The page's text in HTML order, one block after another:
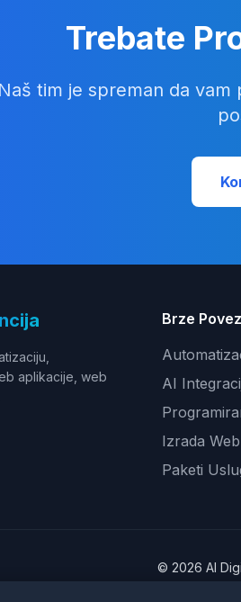
Trebate
Naš tim je spreman da
aplikacije, web
Brze
AI
Izrada
Paketi
© 2026 AI